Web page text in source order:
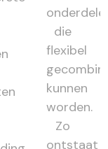
die
flexibel
kunnen
worden.
Zo
ontstaat